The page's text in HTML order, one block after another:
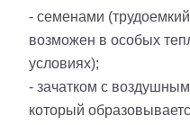
- семенами
возможен в особых
условиях);
- зачатком с
который